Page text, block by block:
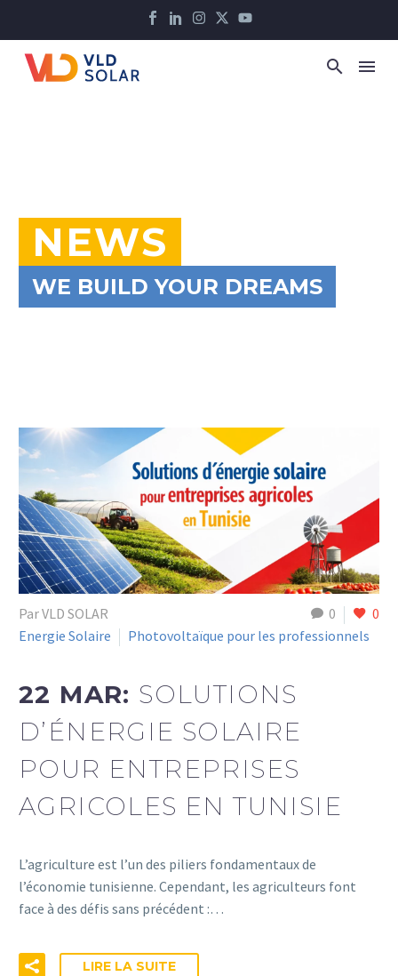
NEWS
WE BUILD YOUR DREAMS
0 0
Par VLD SOLAR
Energie Solaire
Photovoltaïque pour les professionnels
22 MAR: SOLUTIONS
D’ÉNERGIE SOLAIRE
POUR ENTREPRISES
AGRICOLES EN TUNISIE
L’agriculture est l’un des piliers fondamentaux de
l’économie tunisienne. Cependant, les agriculteurs font
face à des défis sans précédent :…
LIRE LA SUITE